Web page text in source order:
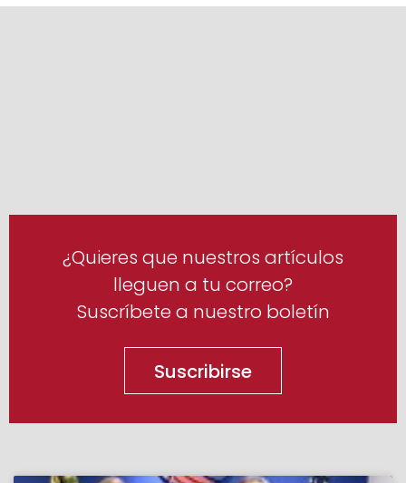
¿Quieres que nuestros artículos
lleguen a tu correo?
Suscríbete a nuestro boletín
Suscribirse